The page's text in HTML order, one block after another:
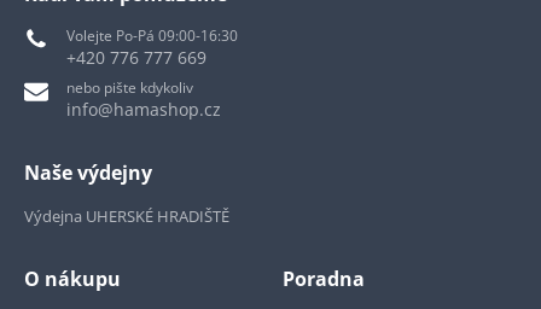
Volejte Po-Pá 09:00-16:30
+420 776 777 669
nebo pište kdykoliv
info@hamashop.cz
Naše výdejny
Výdejna UHERSKÉ HRADIŠTĚ
O nákupu Poradna